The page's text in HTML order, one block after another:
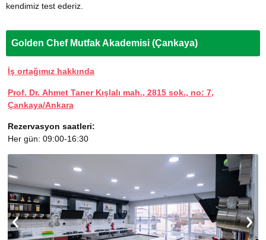
kendimiz test ederiz.
Golden Chef Mutfak Akademisi (Çankaya)
İş ortağımız hakkında
Prof. Dr. Ahmet Taner Kışlalı mah., 2815 sok., no: 7,
Çankaya/Ankara
Rezervasyon saatleri:
Her gün: 09:00-16:30